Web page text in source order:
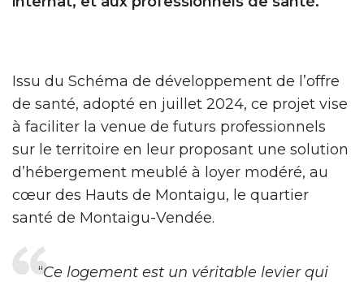
Issu du Schéma de développement de l’offre
de santé, adopté en juillet 2024, ce projet vise
à faciliter la venue de futurs professionnels
sur le territoire en leur proposant une solution
d’hébergement meublé à loyer modéré, au
cœur des Hauts de Montaigu, le quartier
santé de Montaigu-Vendée.
“Ce logement est un véritable levier qui